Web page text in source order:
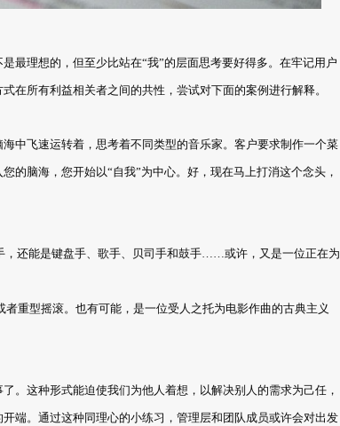
最理想的，但至少比站在“我”的层面思考要好得多。在牢记用户
在所有利益相关者之间的共性，尝试对下面的案例进行解释。
中飞速运转着，思考着不同类型的音乐家。客户要求制作一个菜
的脑海，您开始以“自我”为中心。好，现在马上打消这个念头，
，还能是键盘手、歌手、贝司手和鼓手……或许，又是一位正在为
重型摇滚。也有可能，是一位受人之托为电影作曲的古典主义
。这种形式能迫使我们为他人着想，以解决别人的需求为己任，
端。通过这种同理心的小练习，管理层和团队成员或许会对出发